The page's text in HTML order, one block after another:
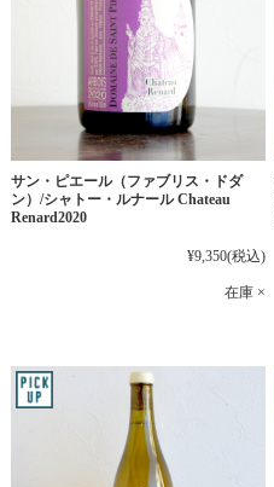
サン・ピエール（ファブリス・ドダ
ン）/シャトー・ルナール Chateau
Renard2020
¥9,350(税込)
在庫 ×